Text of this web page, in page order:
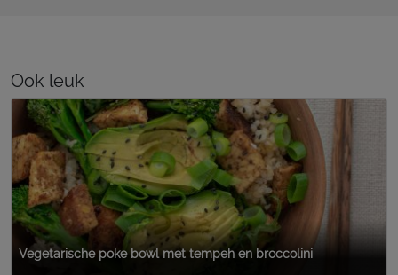
Ook leuk
Vegetarische poke bowl met tempeh en broccolini